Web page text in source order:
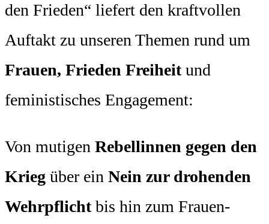
den Frieden“ liefert den kraftvollen
Auftakt zu unseren Themen rund um
Frauen, Frieden Freiheitund
feministisches Engagement:
Von mutigen Rebellinnen gegen den
Krieg über ein Nein zur drohenden
Wehrpflichtbis hin zum Frauen-